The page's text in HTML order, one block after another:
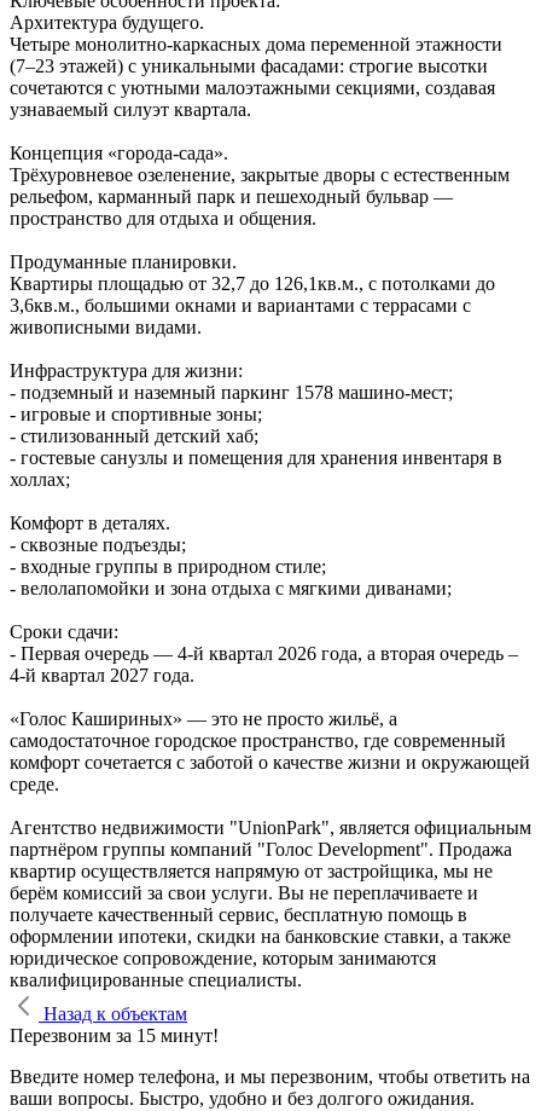
Архитектура будущего.
Четыре монолитно‑каркасных дома переменной этажности
(7–23 этажей) с уникальными фасадами: строгие высотки
сочетаются с уютными малоэтажными секциями, создавая
узнаваемый силуэт квартала.
Концепция «города‑сада».
Трёхуровневое озеленение, закрытые дворы с естественным
рельефом, карманный парк и пешеходный бульвар —
пространство для отдыха и общения.
Продуманные планировки.
Квартиры площадью от 32,7 до 126,1кв.м., с потолками до
3,6кв.м., большими окнами и вариантами с террасами с
живописными видами.
Инфраструктура для жизни:
- подземный и наземный паркинг 1578 машино‑мест;
- игровые и спортивные зоны;
- стилизованный детский хаб;
- гостевые санузлы и помещения для хранения инвентаря в
холлах;
Комфорт в деталях.
- сквозные подъезды;
- входные группы в природном стиле;
- велолапомойки и зона отдыха с мягкими диванами;
Сроки сдачи:
- Первая очередь — 4‑й квартал 2026 года, а вторая очередь –
4-й квартал 2027 года.
«Голос Кашириных» — это не просто жильё, а
самодостаточное городское пространство, где современный
комфорт сочетается с заботой о качестве жизни и окружающей
среде.
Агентство недвижимости "UnionPark", является официальным
партнёром группы компаний "Голос Development". Продажа
квартир осуществляется напрямую от застройщика, мы не
берём комиссий за свои услуги. Вы не переплачиваете и
получаете качественный сервис, бесплатную помощь в
оформлении ипотеки, скидки на банковские ставки, а также
юридическое сопровождение, которым занимаются
квалифицированные специалисты.
Назад к объектам
Перезвоним за 15 минут!
Введите номер телефона, и мы перезвоним, чтобы ответить на
ваши вопросы. Быстро, удобно и без долгого ожидания.